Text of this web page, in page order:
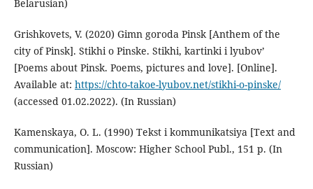
Belarusian)
Grishkovets, V. (2020) Gimn goroda Pinsk [Anthem of the
city of Pinsk]. Stikhi o Pinske. Stikhi, kartinki i lyubov’
[Poems about Pinsk. Poems, pictures and love]. [Online].
Available at: https://chto-takoe-lyubov.net/stikhi-o-pinske/
(accessed 01.02.2022). (In Russian)
Kamenskaya, O. L. (1990) Tekst i kommunikatsiya [Text and
communication]. Moscow: Higher School Publ., 151 p. (In
Russian)